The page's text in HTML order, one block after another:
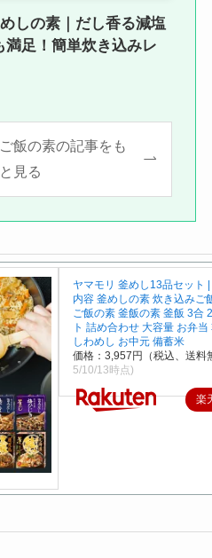
しの素｜だし香る減塩
満足！簡単炊き込みレ
飯の素の記事をも
見る
ヤマモリ 釜めし13品セット
内容 釜めしの素 炊き込みご
ご飯の素 釜飯の素 釜飯 3合
ト 詰め合わせ 大容量 お弁当
しわめし お中元 備蓄米
価格：3,957円（税込、送料
5/10/13時点)
楽